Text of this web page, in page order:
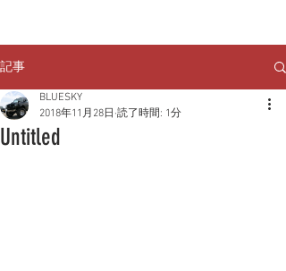
記事
Untitled
BLUESKY
2018年11月28日 読了時間: 1分